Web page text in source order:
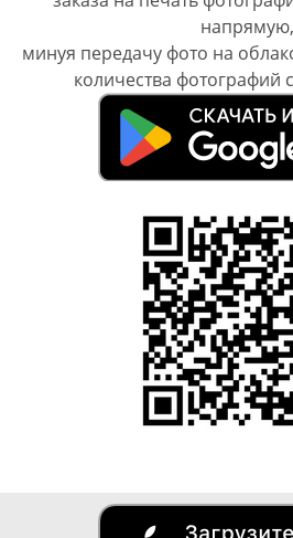
напрямую,
минуя передачу фото на
количества фотографий